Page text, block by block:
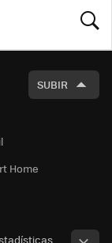
SUBIR
Home